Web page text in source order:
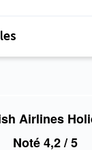
Airlines
Noté4,2/ 5